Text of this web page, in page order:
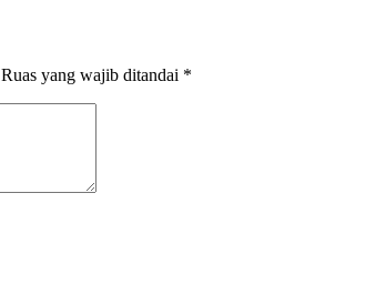
Ruas yang wajib ditandai *